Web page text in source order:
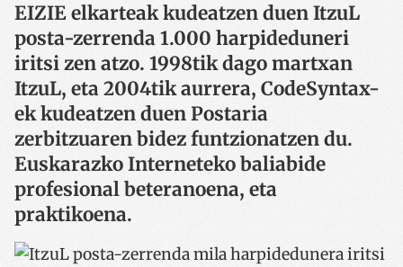
EIZIE elkarteak kudeatzen duen ItzuL
posta-zerrenda 1.000 harpideduneri
iritsi zen atzo. 1998tik dago martxan
ItzuL, eta 2004tik aurrera, CodeSyntax-
ek kudeatzen duen Postaria
zerbitzuaren bidez funtzionatzen du.
Euskarazko Interneteko baliabide
profesional beteranoena, eta
praktikoena.